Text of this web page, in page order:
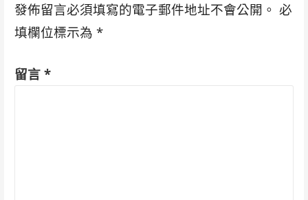
發佈留言必須填寫的電子郵件地址不會公開。 必
填欄位標示為 *
留言 *